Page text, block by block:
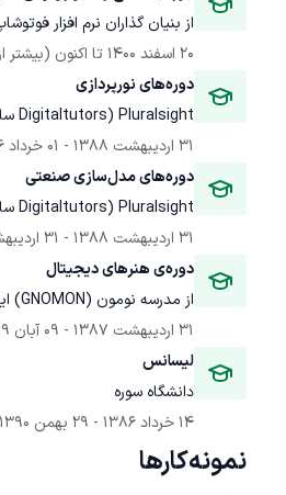
از بنیان گذاران نرم افزار
20 اسفند 1400
تا اکنون (بیشتر از 4
دوره‌های نورپردازی
Pluralsight (Digitaltutors سابق)
31 اردیبهشت 1388
- 01 خرداد 1396
دوره‌های مدل‌سازی صنعتی
Pluralsight (Digitaltutors سابق)
31 اردیبهشت 1388
- 31 اردیبهشت 1396
دوره‌ی هنرهای دیجیتال
از مدرسه نومون (GNOMON) ایالات متحده
31 اردیبهشت 1387
- 09 آبان 1389
لیسانس
دانشگاه سوره
14 خرداد 1386
- 29 بهمن 1390
نمونه‌کارها